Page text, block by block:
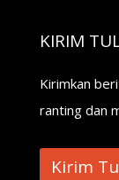
KIRIM
Kirimkan
ranting dan
Kirim